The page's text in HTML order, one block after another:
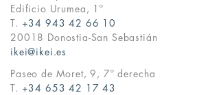
Edificio Urumea, 1º
T.
+34 943 42 66 10
20018 Donostia-San Sebastián
ikei@ikei.es
Paseo de Moret, 9, 7º derecha
T.
+34 653 42 17 43